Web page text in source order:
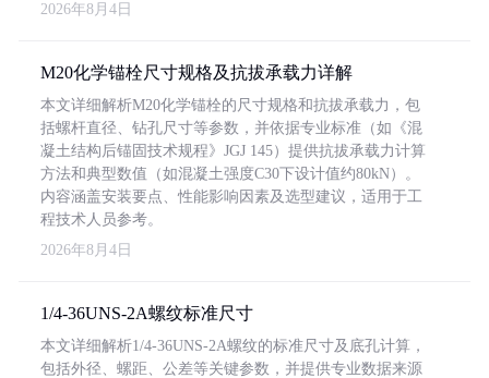
2026年8月4日
M20化学锚栓尺寸规格及抗拔承载力详解
本文详细解析M20化学锚栓的尺寸规格和抗拔承载力，包
括螺杆直径、钻孔尺寸等参数，并依据专业标准（如《混
凝土结构后锚固技术规程》JGJ 145）提供抗拔承载力计算
方法和典型数值（如混凝土强度C30下设计值约80kN）。
内容涵盖安装要点、性能影响因素及选型建议，适用于工
程技术人员参考。
2026年8月4日
1/4-36UNS-2A螺纹标准尺寸
本文详细解析1/4-36UNS-2A螺纹的标准尺寸及底孔计算，
包括外径、螺距、公差等关键参数，并提供专业数据来源